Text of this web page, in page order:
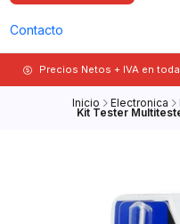
Contacto
Precios Netos + IVA en
Inicio Electronica
Kit Tester